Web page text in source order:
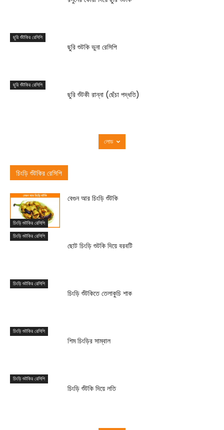
ছুরি শুঁটকির রেসিপি
ছুরি শুটকি ভুনা রেসিপি
ছুরি শুঁটকির রেসিপি
ছুরি শুঁটকী রান্না (ছেঁচা পদ্ধতি)
লোড
চিংড়ি শুঁটকির রেসিপি
চিংড়ি শুটকির রেসিপি
বেগুন আর চিংড়ি শুঁটকি
চিংড়ি শুটকির রেসিপি
ছোট চিংড়ি শুটকি দিয়ে বরবটি
চিংড়ি শুটকির রেসিপি
চিংড়ি শুঁটকিতে তেলাকুচি শাক
চিংড়ি শুটকির রেসিপি
শিম চিংড়ির সাম্বাল
চিংড়ি শুটকির রেসিপি
চিংড়ি শুঁটকি দিয়ে লতি